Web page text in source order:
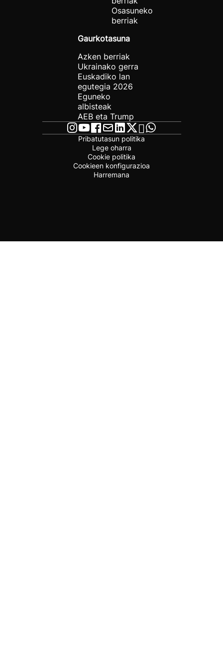
Osasuneko
berriak
Gaurkotasuna
Azken berriak
Ukrainako gerra
Euskadiko lan
egutegia 2026
Eguneko
albisteak
AEB eta Trump
Pribatutasun politika
Lege oharra
Cookie politika
Cookieen konfigurazioa
Harremana